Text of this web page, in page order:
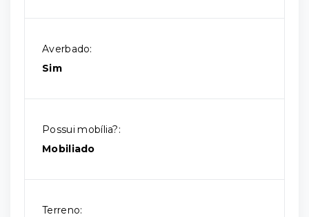
Averbado:
Sim
Possui mobília?:
Mobiliado
Terreno: